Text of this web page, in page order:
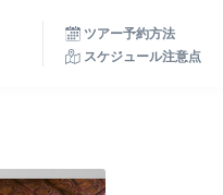
ツアー予約方法
スケジュール注意点